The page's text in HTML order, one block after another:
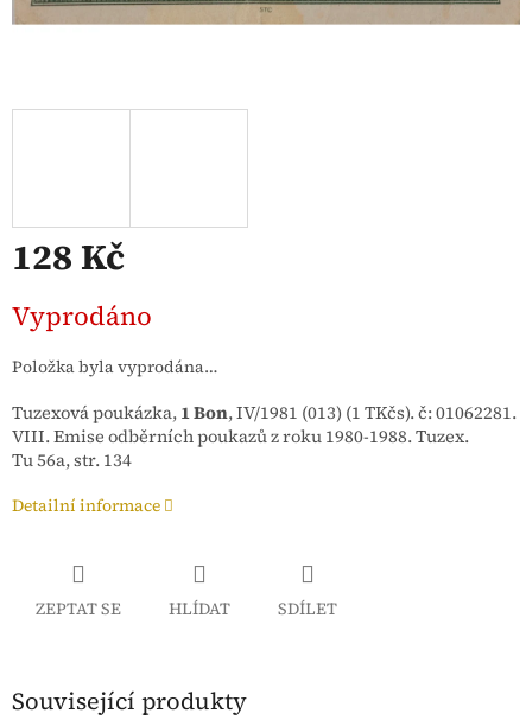
128 Kč
cena:
Vyprodáno
Položka byla vyprodána…
Tuzexová poukázka, 1 Bon, IV/1981 (013) (1 TKčs). č: 01062281.
VIII. Emise odběrních poukazů z roku 1980-1988. Tuzex.
Tu56a, str. 134
Detailní informace
ZEPTAT SE HLÍDAT SDÍLET
Související produkty